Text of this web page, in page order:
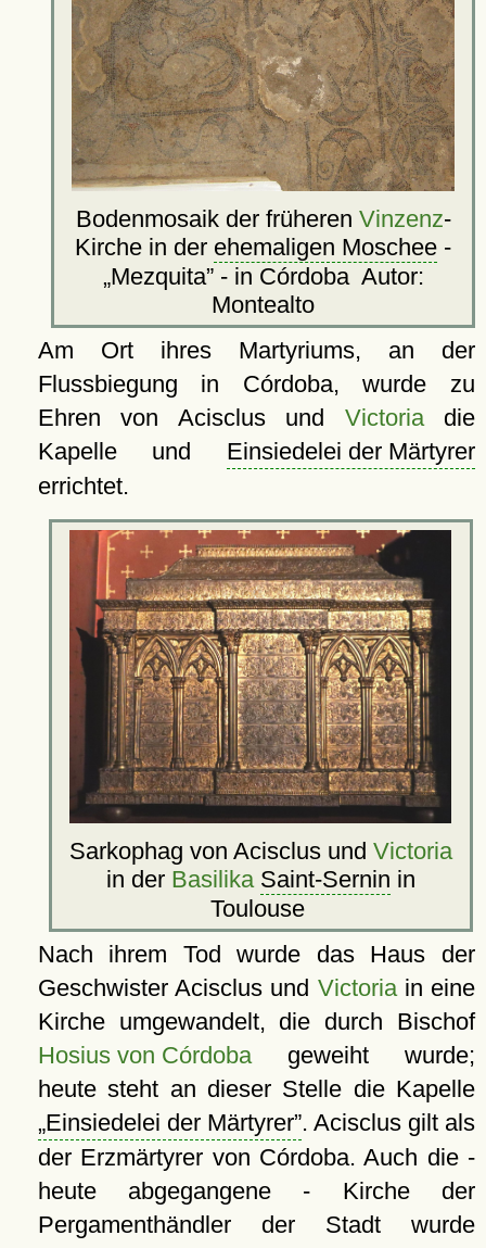
Bodenmosaik der früheren Vinzenz-
Kirche in der ehemaligen Moschee -
Mezquita - in Córdoba Autor:
Montealto
Am Ort ihres Martyriums, an der
Flussbiegung in Córdoba, wurde zu
Ehren von Acisclus und Victoriadie
Kapelle und Einsiedelei der Märtyrer
errichtet.
Sarkophag von Acisclus und Victoria
in der Basilika Saint-Sernin in
Toulouse
Nach ihrem Tod wurde das Haus der
Geschwister Acisclus und Victoriain eine
Kirche umgewandelt, die durch Bischof
Hosius von Córdobageweiht wurde;
heute steht an dieser Stelle die Kapelle
Einsiedelei der Märtyrer . Acisclus gilt als
der Erzmärtyrer von Córdoba. Auch die -
heute abgegangene - Kirche der
Pergamenthändler der Stadt wurde